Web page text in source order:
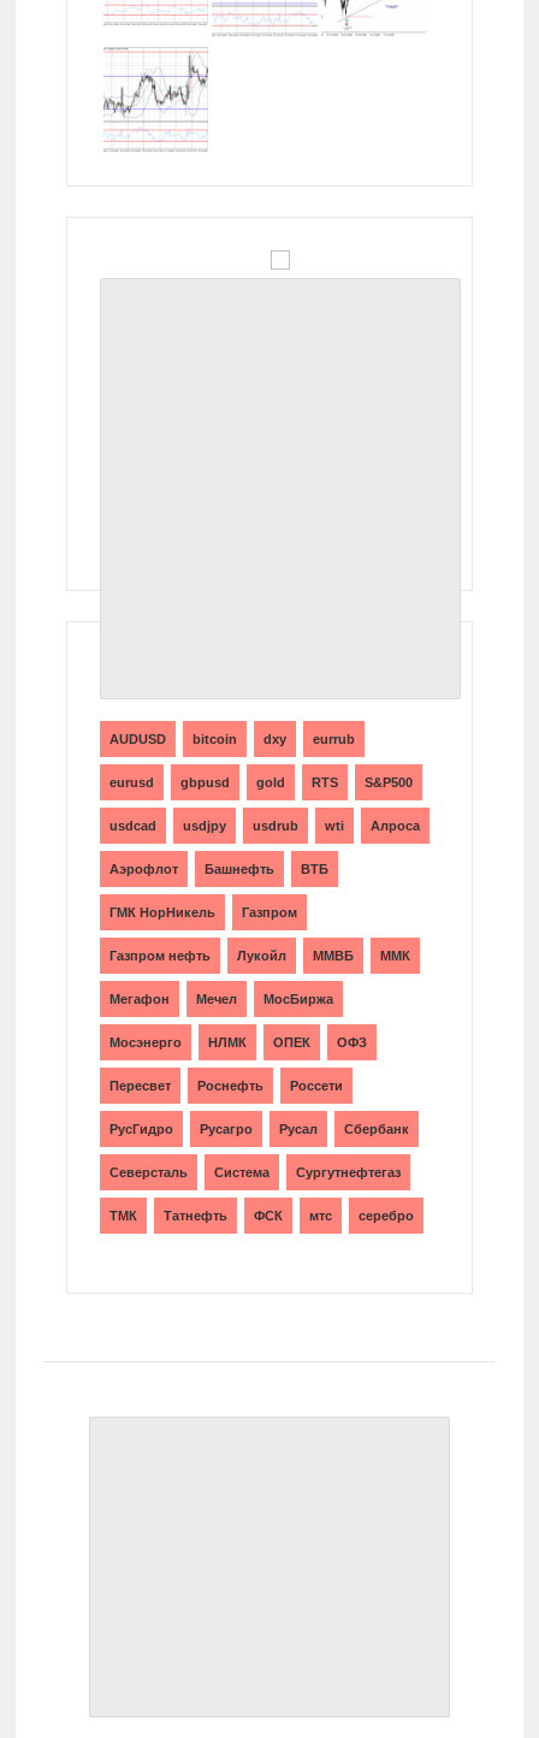
AUDUSD bitcoin dxy eurrub
eurusd gbpusd gold RTS S&P500
usdcad usdjpy usdrub wti Алроса
Аэрофлот Башнефть ВТБ
ГМК НорНикель Газпром
Газпром нефть Лукойл ММВБ ММК
Мегафон Мечел МосБиржа
Мосэнерго НЛМК ОПЕК ОФЗ
Пересвет Роснефть Россети
РусГидро Русагро Русал Сбербанк
Северсталь Система Сургутнефтегаз
ТМК Татнефть ФСК мтс серебро